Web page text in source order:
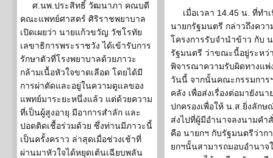
ศ.นพ.ประสิทธิ์ วัฒนาภา คณบดี
คณะแพทย์ศาสตร์ ศิริราชพยาบาล
เปิดเผยว่า นายแก้วขวัญ วัชโรทัย
เลขาธิการพระราชวัง ได้เข้ารับการ
รักษาตัวที่โรงพยาบาลด้วยภาวะ
กล้ามเนื้อหัวใจขาดเลือด โดยได้มี
การผ่าตัดและอยู่ในความดูแลของ
แพทย์มาระยะหนึ่งแล้ว แต่ด้วยความ
ที่เป็นผู้สูงอายุ มีอาการสำลัก และ
ปอดติดเชื้อร่วมด้วย ซึ่งท่านมีภาวะนี้
เป็นครั้งคราว ล่าสุดเมื่อช่วงเช้าที่
ผ่านมาหัวใจได้หยุดเต้นเฉียบพลัน
เมื่อเวลา 14.45 น. ที่ท
นายกรัฐมนตรี กล่าวถึงควา
โครงการรับจำนำข้าว กับ
รัฐมนตรี ว่าขณะนี้อยู่ระหว่
พิจารณาความรับผิดทางแพ่
วันนี้ จากนั้นคณะกรรมการ
คลัง เพื่อส่งเรื่องต่อมายังน
ปกครองเพื่อให้ น.ส.ยิ่งลักษ
ส่งไปที่ผู้มีอำนาจลงนามค
คือ นายกฯ กับรัฐมนตรีว่าก
ยกฯนั้นสามารถมอบอำนาจ